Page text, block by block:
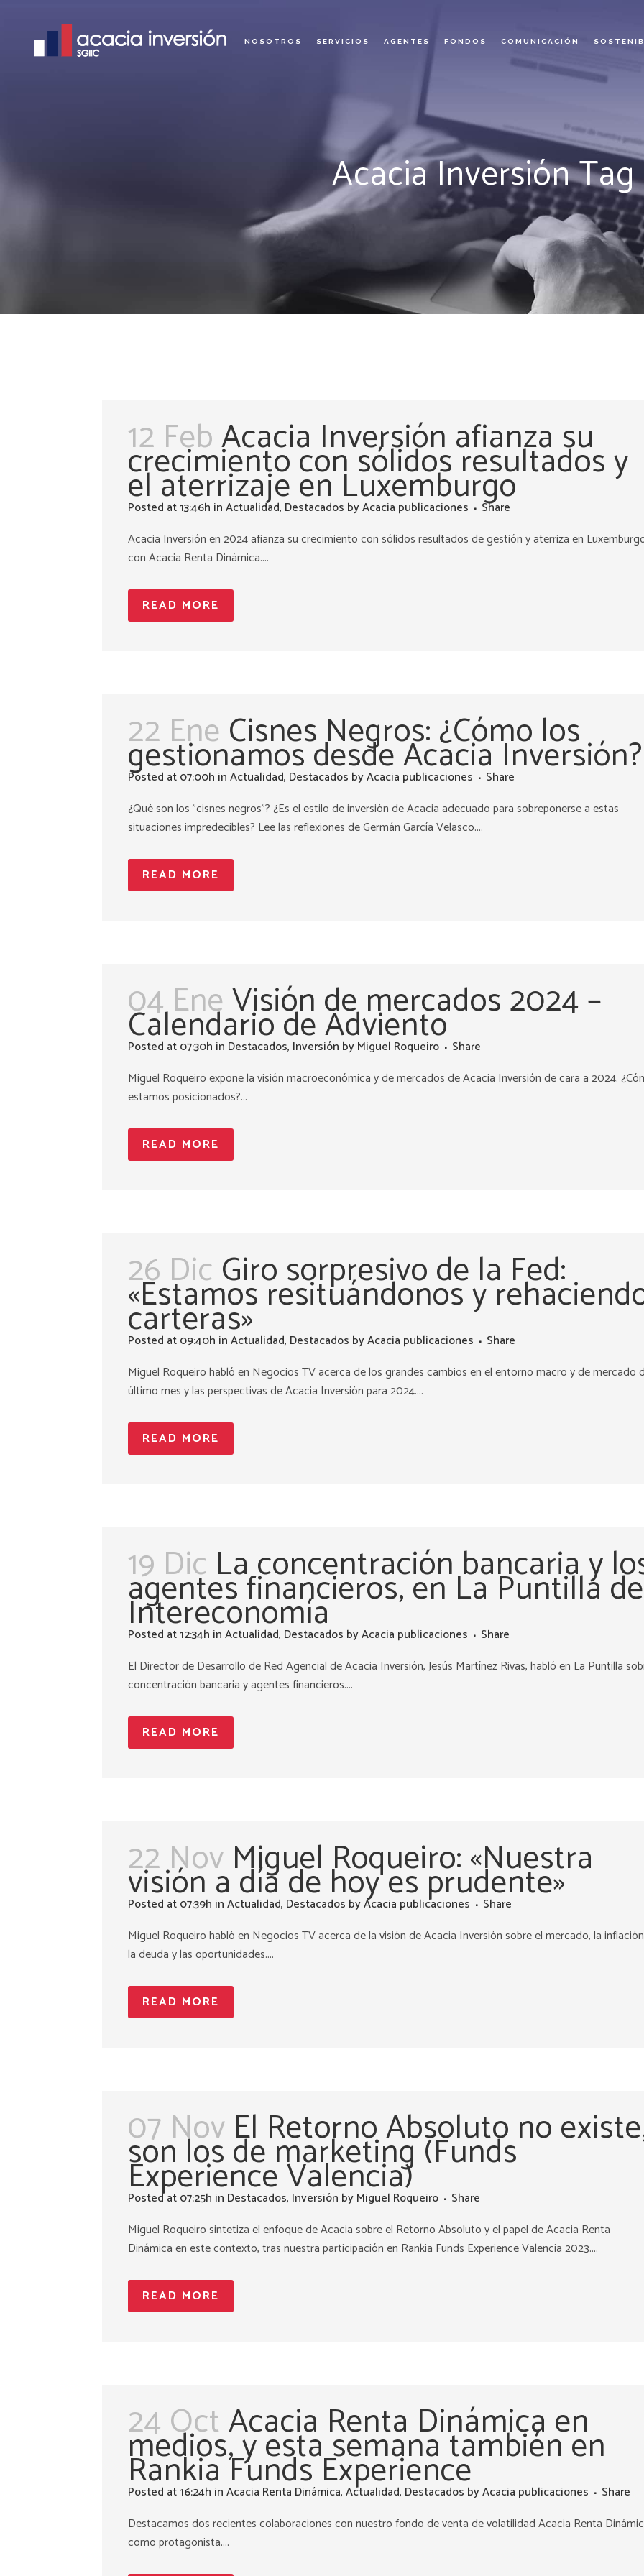
NOSOTROS SERVICIOS AGENTES FONDOS COMUNICACIÓN
Acacia Inversión Tag
12 FebAcacia Inversión afianza su
crecimiento con sólidos resultados y
el aterrizaje en Luxemburgo
Posted at 13:46h inActualidad, Destacados byAcacia publicaciones
Share
Acacia Inversión en 2024 afianza su crecimiento con sólidos resultados de gestión y aterriza en
con Acacia Renta Dinámica....
READ MORE
22 Ene Cisnes Negros: ¿Cómo los
gestionamos desde Acacia Inversión?
Posted at 07:00h inActualidad, Destacados byAcacia publicaciones
Share
¿Qué son los "cisnes negros"? ¿Es el estilo de inversión de Acacia adecuado para sobreponerse a estas
situaciones impredecibles? Lee las reflexiones de Germán García Velasco....
READ MORE
04 EneVisión de mercados 2024 –
Calendario de Adviento
Posted at 07:30h in Destacados, Inversión byMiguel Roqueiro
Share
Miguel Roqueiro expone la visión macroeconómica y de mercados de Acacia Inversión de cara a 2024.
estamos posicionados?...
READ MORE
26 Dic Giro sorpresivo de la Fed:
«Estamos resituándonos y
carteras»
Posted at 09:40h inActualidad, Destacados byAcacia publicaciones
Share
Miguel Roqueiro habló en Negocios TV acerca de los grandes cambios en el entorno macro y de mercado
último mes y las perspectivas de Acacia Inversión para 2024....
READ MORE
19 Dic La concentración bancaria y
agentes financieros, en La Puntilla de
Intereconomía
Posted at 12:34h inActualidad, Destacados byAcacia publicaciones
Share
El Director de Desarrollo de Red Agencial de Acacia Inversión, Jesús Martínez Rivas, habló en La Puntilla
concentración bancaria y agentes financieros....
READ MORE
22 Nov Miguel Roqueiro: «Nuestra
visión a día de hoy es prudente»
Posted at 07:39h inActualidad, Destacados byAcacia publicaciones
Share
Miguel Roqueiro habló en Negocios TV acerca de la visión de Acacia Inversión sobre el mercado, la
la deuda y las oportunidades....
READ MORE
07 Nov El Retorno Absoluto no
son los de marketing (Funds
Experience Valencia)
Posted at 07:25h in Destacados, Inversión byMiguel Roqueiro
Share
Miguel Roqueiro sintetiza el enfoque de Acacia sobre el Retorno Absoluto y el papel de Acacia Renta
Dinámica en este contexto, tras nuestra participación en Rankia Funds Experience Valencia 2023....
READ MORE
24 OctAcacia Renta Dinámica en
medios, y esta semana también en
Rankia Funds Experience
Posted at 16:24h inAcacia Renta Dinámica,Actualidad, Destacados byAcacia publicaciones
Share
Destacamos dos recientes colaboraciones con nuestro fondo de venta de volatilidad Acacia Renta
como protagonista....